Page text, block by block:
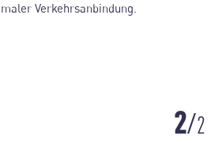
Verkehrsanbindung.
2 2